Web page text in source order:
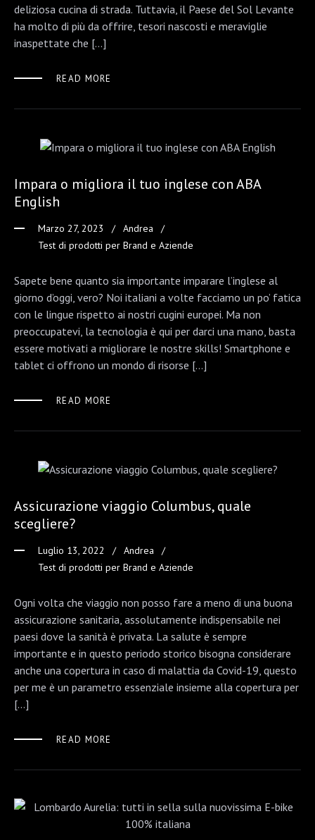
deliziosa cucina di strada. Tuttavia, il Paese del Sol Levante
ha molto di più da offrire, tesori nascosti e meraviglie
inaspettate che […]
READ MORE
Impara o migliora il tuo inglese con ABA
English
Marzo 27, 2023
Andrea
Test di prodotti per Brand e Aziende
Sapete bene quanto sia importante imparare l’inglese al
giorno d’oggi, vero? Noi italiani a volte facciamo un po’ fatica
con le lingue rispetto ai nostri cugini europei. Ma non
preoccupatevi, la tecnologia è qui per darci una mano, basta
essere motivati a migliorare le nostre skills! Smartphone e
tablet ci offrono un mondo di risorse […]
READ MORE
Assicurazione viaggio Columbus, quale
scegliere?
Luglio 13, 2022
Andrea
Test di prodotti per Brand e Aziende
Ogni volta che viaggio non posso fare a meno di una buona
assicurazione sanitaria, assolutamente indispensabile nei
paesi dove la sanità è privata. La salute è sempre
importante e in questo periodo storico bisogna considerare
anche una copertura in caso di malattia da Covid-19, questo
per me è un parametro essenziale insieme alla copertura per
[…]
READ MORE